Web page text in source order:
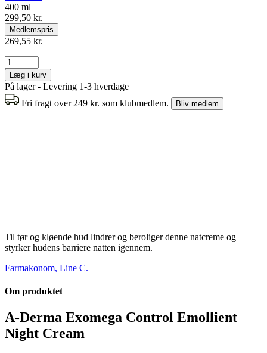
400 ml
299,50 kr.
Medlemspris
269,55 kr.
Læg i kurv
På lager - Levering 1-3 hverdage
Fri fragt over 249 kr. som klubmedlem.
Bliv medlem
Til tør og kløende hud lindrer og beroliger denne natcreme og
styrker hudens barriere natten igennem.
Farmakonom, Line C.
Om produktet
A-Derma Exomega Control Emollient
Night Cream